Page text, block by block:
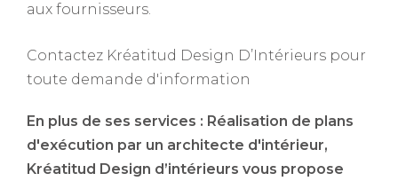
aux fournisseurs.
Contactez Kréatitud Design D’Intérieurs pour
toute demande d'information
En plus de ses services : Réalisation de plans
d'exécution par un architecte d'intérieur,
Kréatitud Design d’intérieurs vous propose